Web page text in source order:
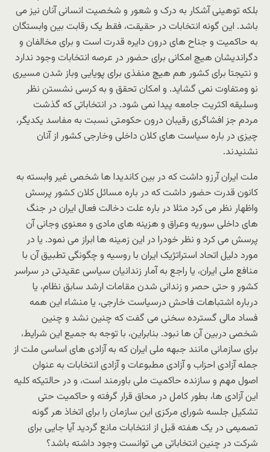
بلکه توهینی آشکار به درک و شعور و شخصیت انسانی آنان نیز می
باشد. این گونه انتخابات در حقیقت، فقط یک رقابت بین وابستگان
به حاکمیت و جناح های درون دایره قدرت است و برای مخالفان و
دگراندیشان هیچ امکانی برای حضور در عرصه انتخابات وجود ندارد
و نتیجتا برای کشور هم هیچ منفذی برای پویایی وباز شدن مسیری
نو ومتفاوت نمی گشاید. و امکان تحقق و به کرسی نشستن نظر
وسلیقه اکثریت جامعه پیدا نمی شود. در انتخاباتی که گذشت
مردم جز افشاگری رقیبان درون حکومتی نسبت به مفاسد یکدیگر،
چیزی در باره سیاست های کلان داخلی وخارجی کشور از آنان
نشنیدند.
ملت ایران آرزو داشت که در بین کاندیدا ها شخصی غیر وابسته به
کانون قدرت حضور داشت که در باره مسائل کلان کشور پرسش
واظهار نظر می کرد مثلا در باره علت دخالت فعال ایران در جنگ
های داخلی سوریه وعراق و هزینه های مادی و معنوی وجانی آن
پرسش می کرد و نظر خودرا در این زمینه ها ابراز می نمود. یا در
مورد دلیل اتحاد استراتژیک ایران با روسیه و چگونگی تطبیق آن با
منافع ملی ایران، یا راجع به آمار زندانیان سیاسی عقیدتی در سراسر
کشور و حتی حصر و زندانی شدن مقامات ارشد سابق نظام، یا
درباره اشتباهات فاحش درسیاست خارجی، یا منشاء این همه
فساد مالی گسترده سخنی می گفت که چنین نشد و چنین
شخصی دربین آن ها نبود. بنابراین، با توجه به جمیع این شرایط،
برای سازمانی مانند جبهه ملی ایران که به آزادی های اساسی ملت از
جمله آزادی احزاب و آزادی مطبوعات و آزادی انتخابات به عنوان
اصول مهم و سازنده حاکمیت ملی باورمند است، و در حالتیکه کلیه
این آزادی ها، بطور کامل در محاق قرار گرفته و حاکمیت حتی
تشکیل جلسه شورای مرکزی این سازمان را برای اتخاذ هر گونه
تصمیمی در یک هفته قبل از انتخابات مانع گردید آیا جایی برای
شرکت در چنین انتخاباتی می توانست وجود داشته باشد؟